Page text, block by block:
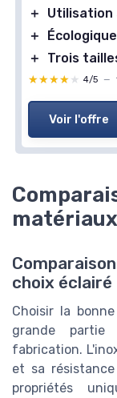
＋
Utilisation
＋
Écologique
＋
Trois
★★★★★
★★★★★ 4/5 —
Voir l'offre
choix éclairé
Choisir la
grande
fabrication.
et sa
propriétés